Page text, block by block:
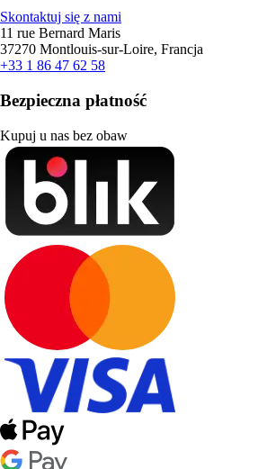
Skontaktuj się z nami
11 rue Bernard Maris
37270 Montlouis-sur-Loire, Francja
+33 1 86 47 62 58
Bezpieczna płatność
Kupuj u nas bez obaw